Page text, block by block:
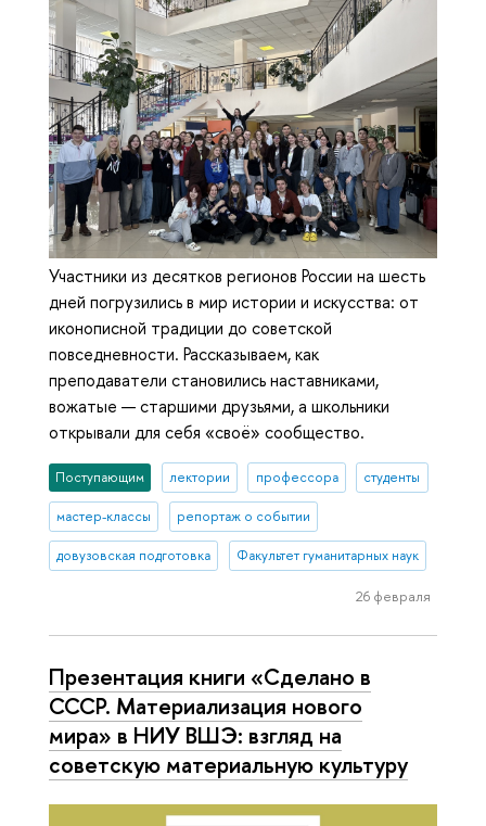
Участники из десятков регионов России на шесть
дней погрузились в мир истории и искусства: от
иконописной традиции до советской
повседневности. Рассказываем, как
преподаватели становились наставниками,
вожатые — старшими друзьями, а школьники
открывали для себя «своё» сообщество.
Поступающим лектории профессора студенты
мастер-классы репортаж о событии
довузовская подготовка Факультет гуманитарных наук
26 февраля
Презентация книги «Сделано в
СССР. Материализация нового
мира» в НИУ ВШЭ: взгляд на
советскую материальную культуру